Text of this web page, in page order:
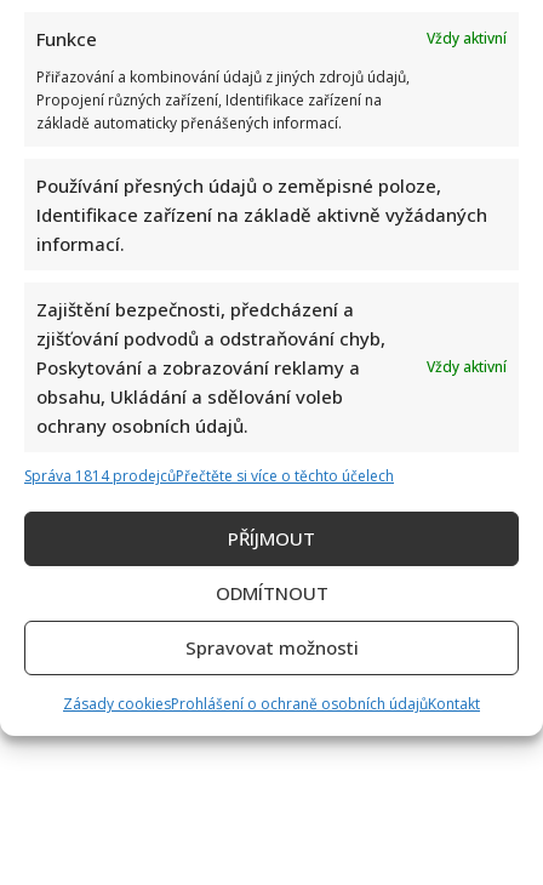
Funkce
Vždy aktivní
Přiřazování a kombinování údajů z jiných zdrojů údajů,
Propojení různých zařízení, Identifikace zařízení na
základě automaticky přenášených informací.
Používání přesných údajů o zeměpisné poloze,
Identifikace zařízení na základě aktivně vyžádaných
informací.
Zajištění bezpečnosti, předcházení a
zjišťování podvodů a odstraňování chyb,
Poskytování a zobrazování reklamy a
obsahu, Ukládání a sdělování voleb
ochrany osobních údajů.
Vždy aktivní
Správa 1814 prodejcůPřečtěte si více o těchto účelech
PŘÍJMOUT
ODMÍTNOUT
Spravovat možnosti
Zásady cookiesProhlášení o ochraně osobních údajůKontakt